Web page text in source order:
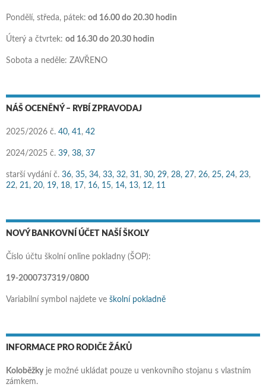
Pondělí, středa, pátek: od 16.00 do 20.30 hodin
Úterý a čtvrtek: od 16.30 do 20.30 hodin
Sobota a neděle: ZAVŘENO
NÁŠ OCENĚNÝ – RYBÍ ZPRAVODAJ
2025/2026 č. 40, 41, 42
2024/2025 č. 39, 38, 37
starší vydání č. 36, 35, 34, 33, 32, 31, 30, 29, 28, 27, 26, 25, 24, 23,
22, 21, 20, 19, 18, 17, 16, 15, 14, 13, 12, 11
NOVÝ BANKOVNÍ ÚČET NAŠÍ ŠKOLY
Číslo účtu školní online pokladny (ŠOP):
19-2000737319/0800
Variabilní symbol najdete ve školní pokladně
INFORMACE PRO RODIČE ŽÁKŮ
Koloběžkyje možné ukládat pouze u venkovního stojanu s vlastním
zámkem.